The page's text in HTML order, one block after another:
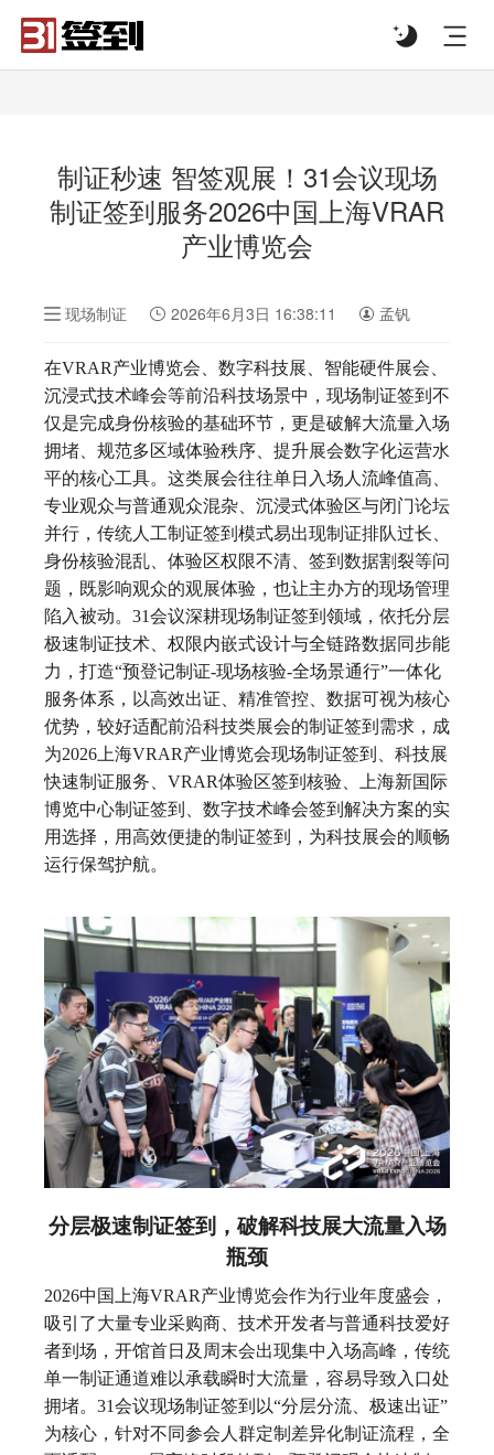
制证秒速 智签观展！31会议现场
制证签到服务2026中国上海VRAR
产业博览会
现场制证 2026年6月3日 16:38:11 孟钒
在VRAR产业博览会、数字科技展、智能硬件展会、
沉浸式技术峰会等前沿科技场景中，现场制证签到不
仅是完成身份核验的基础环节，更是破解大流量入场
拥堵、规范多区域体验秩序、提升展会数字化运营水
平的核心工具。这类展会往往单日入场人流峰值高、
专业观众与普通观众混杂、沉浸式体验区与闭门论坛
并行，传统人工制证签到模式易出现制证排队过长、
身份核验混乱、体验区权限不清、签到数据割裂等问
题，既影响观众的观展体验，也让主办方的现场管理
陷入被动。31会议深耕现场制证签到领域，依托分层
极速制证技术、权限内嵌式设计与全链路数据同步能
力，打造“预登记制证-现场核验-全场景通行”一体化
服务体系，以高效出证、精准管控、数据可视为核心
优势，较好适配前沿科技类展会的制证签到需求，成
为2026上海VRAR产业博览会现场制证签到、科技展
快速制证服务、VRAR体验区签到核验、上海新国际
博览中心制证签到、数字技术峰会签到解决方案的实
用选择，用高效便捷的制证签到，为科技展会的顺畅
运行保驾护航。
分层极速制证签到，破解科技展大流量入场
瓶颈
2026中国上海VRAR产业博览会作为行业年度盛会，
吸引了大量专业采购商、技术开发者与普通科技爱好
者到场，开馆首日及周末会出现集中入场高峰，传统
单一制证通道难以承载瞬时大流量，容易导致入口处
拥堵。31会议现场制证签到以“分层分流、极速出证”
为核心，针对不同参会人群定制差异化制证流程，全